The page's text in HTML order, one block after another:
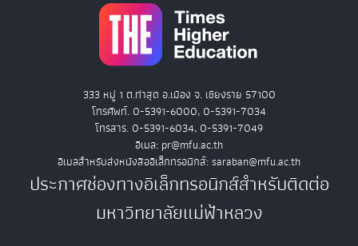
333 หมู่ 1 ต.ท่าสุด อ.เมือง จ. เชียงราย 57100
โทรศัพท์. 0-5391-6000, 0-5391-7034
โทรสาร. 0-5391-6034, 0-5391-7049
อีเมล: pr@mfu.ac.th
อีเมลสำหรับส่งหนังสืออิเล็กทรอนิกส์: saraban@mfu.ac.th
ประกาศช่องทางอิเล็กทรอนิกส์สำหรับติดต่อ
มหาวิทยาลัยแม่ฟ้าหลวง